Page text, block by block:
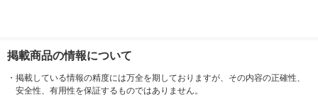
掲載商品の情報について
・ 掲載している情報の精度には万全を期しておりますが、その内容の正確性、
安全性、有用性を保証するものではありません。